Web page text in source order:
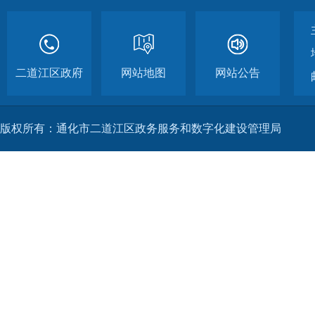
二道江区政府 网站地图 网站公告
版权所有：通化市二道江区政务服务和数字化建设管理局